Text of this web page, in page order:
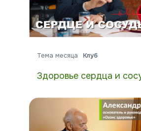
Тема месяца Клуб
Здоровье сердца и